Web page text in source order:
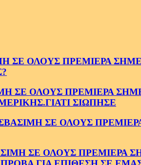
ΟΛΟΥΣ ΠΡΕΜΙΕΡΑ
ΟΛΟΥΣ ΠΡΕΜΙΕΡΑ
ΣΙΩΠΗΣΕ
ΣΕ ΟΛΟΥΣ ΠΡΕΜΙΕΡΑ
ΣΕ ΟΛΟΥΣ ΠΡΕΜΙΕΡΑ